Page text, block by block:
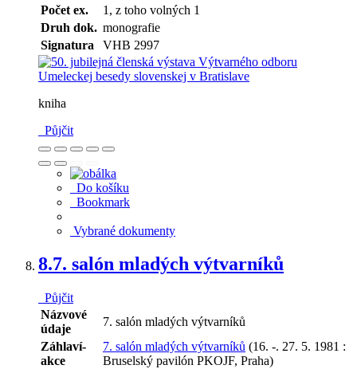
Počet ex.
1, z toho volných 1
Druh dok. monografie
Signatura
VHB 2997
kniha
Půjčit
Do košíku
Bookmark
Vybrané dokumenty
8.7. salón mladých výtvarníků
Půjčit
Názvové
údaje
7. salón mladých výtvarníků
Záhlaví-
akce
7. salón mladých výtvarníků (16. -. 27. 5. 1981 :
Bruselský pavilón PKOJF, Praha)